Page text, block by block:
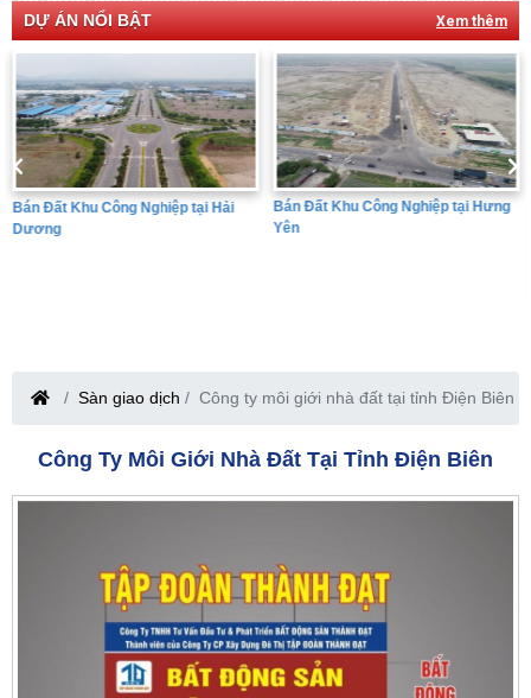
DỰ ÁN NỔI BẬT Xem thêm
Bán Đất Khu Công Nghiệp tại Hải
Dương
Bán Đất Khu Công Nghiệp tại Hưng
Yên
Sàn giao dịch Công ty môi giới nhà đất tại tỉnh Điện Biên
Công Ty Môi Giới Nhà Đất Tại Tỉnh Điện Biên